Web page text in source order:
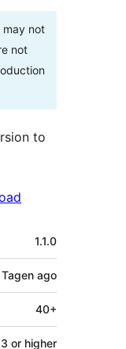
may not
not
to
1.1.0
ago
40+
or higher